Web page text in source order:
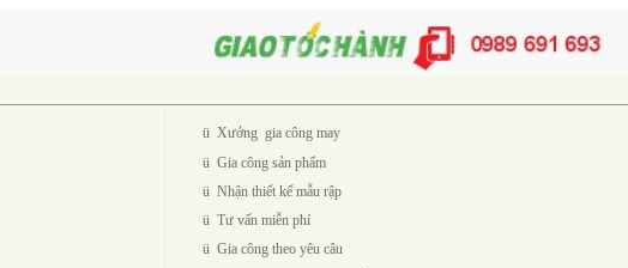
ü Xưởng gia công may
ü Gia công sản phẩm
ü Nhận thiết kế mẫu rập
ü Tư vấn miễn phí
ü Gia công theo yêu câu